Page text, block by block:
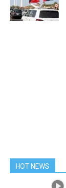
HOT NEWS